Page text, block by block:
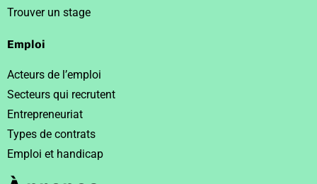
Trouver un stage
Emploi
Acteurs de l’emploi
Secteurs qui recrutent
Entrepreneuriat
Types de contrats
Emploi et handicap